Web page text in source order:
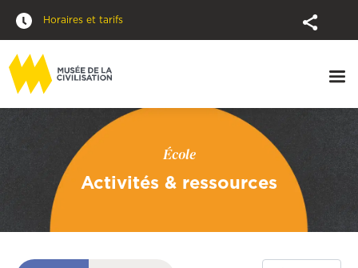
Horaires et tarifs
École
Activités & ressources